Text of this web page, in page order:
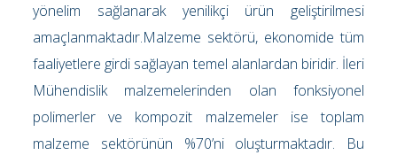
yönelim sağlanarak yenilikçi ürün geliştirilmesi
amaçlanmaktadır.Malzeme sektörü, ekonomide tüm
faaliyetlere girdi sağlayan temel alanlardan biridir. İleri
Mühendislik malzemelerinden olan fonksiyonel
polimerler ve kompozit malzemeler ise toplam
malzeme sektörünün %70’ni oluşturmaktadır. Bu